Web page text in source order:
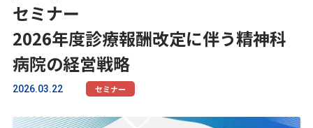
セミナー
2026年度診療報酬改定に伴う精神科
病院の経営戦略
2026.03.22 セミナー